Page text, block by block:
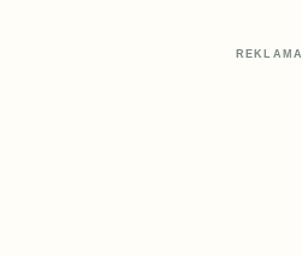
REKLAMA